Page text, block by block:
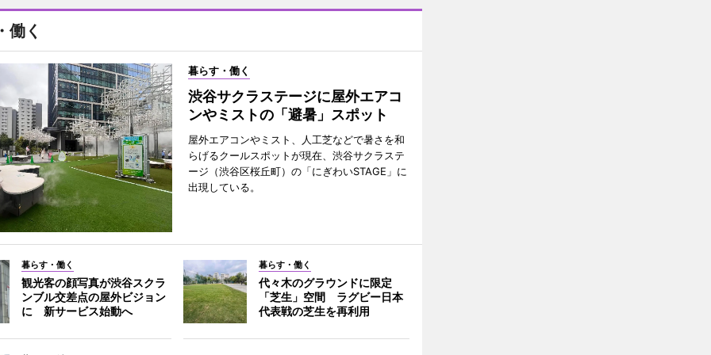
働く
暮らす・働く
渋谷サクラステージに屋外エアコ
ンやミストの「避暑」スポット
屋外エアコンやミスト、人工芝などで暑さを和
らげるクールスポットが現在、渋谷サクラステ
ージ（渋谷区桜丘町）の「にぎわいSTAGE」に
出現している。
暮らす・働く
観光客の顔写真が渋谷スクラ
ンブル交差点の屋外ビジョン
に 新サービス始動へ
暮らす・働く
代々木のグラウンドに限定
「芝生」空間 ラグビー日本
代表戦の芝生を再利用